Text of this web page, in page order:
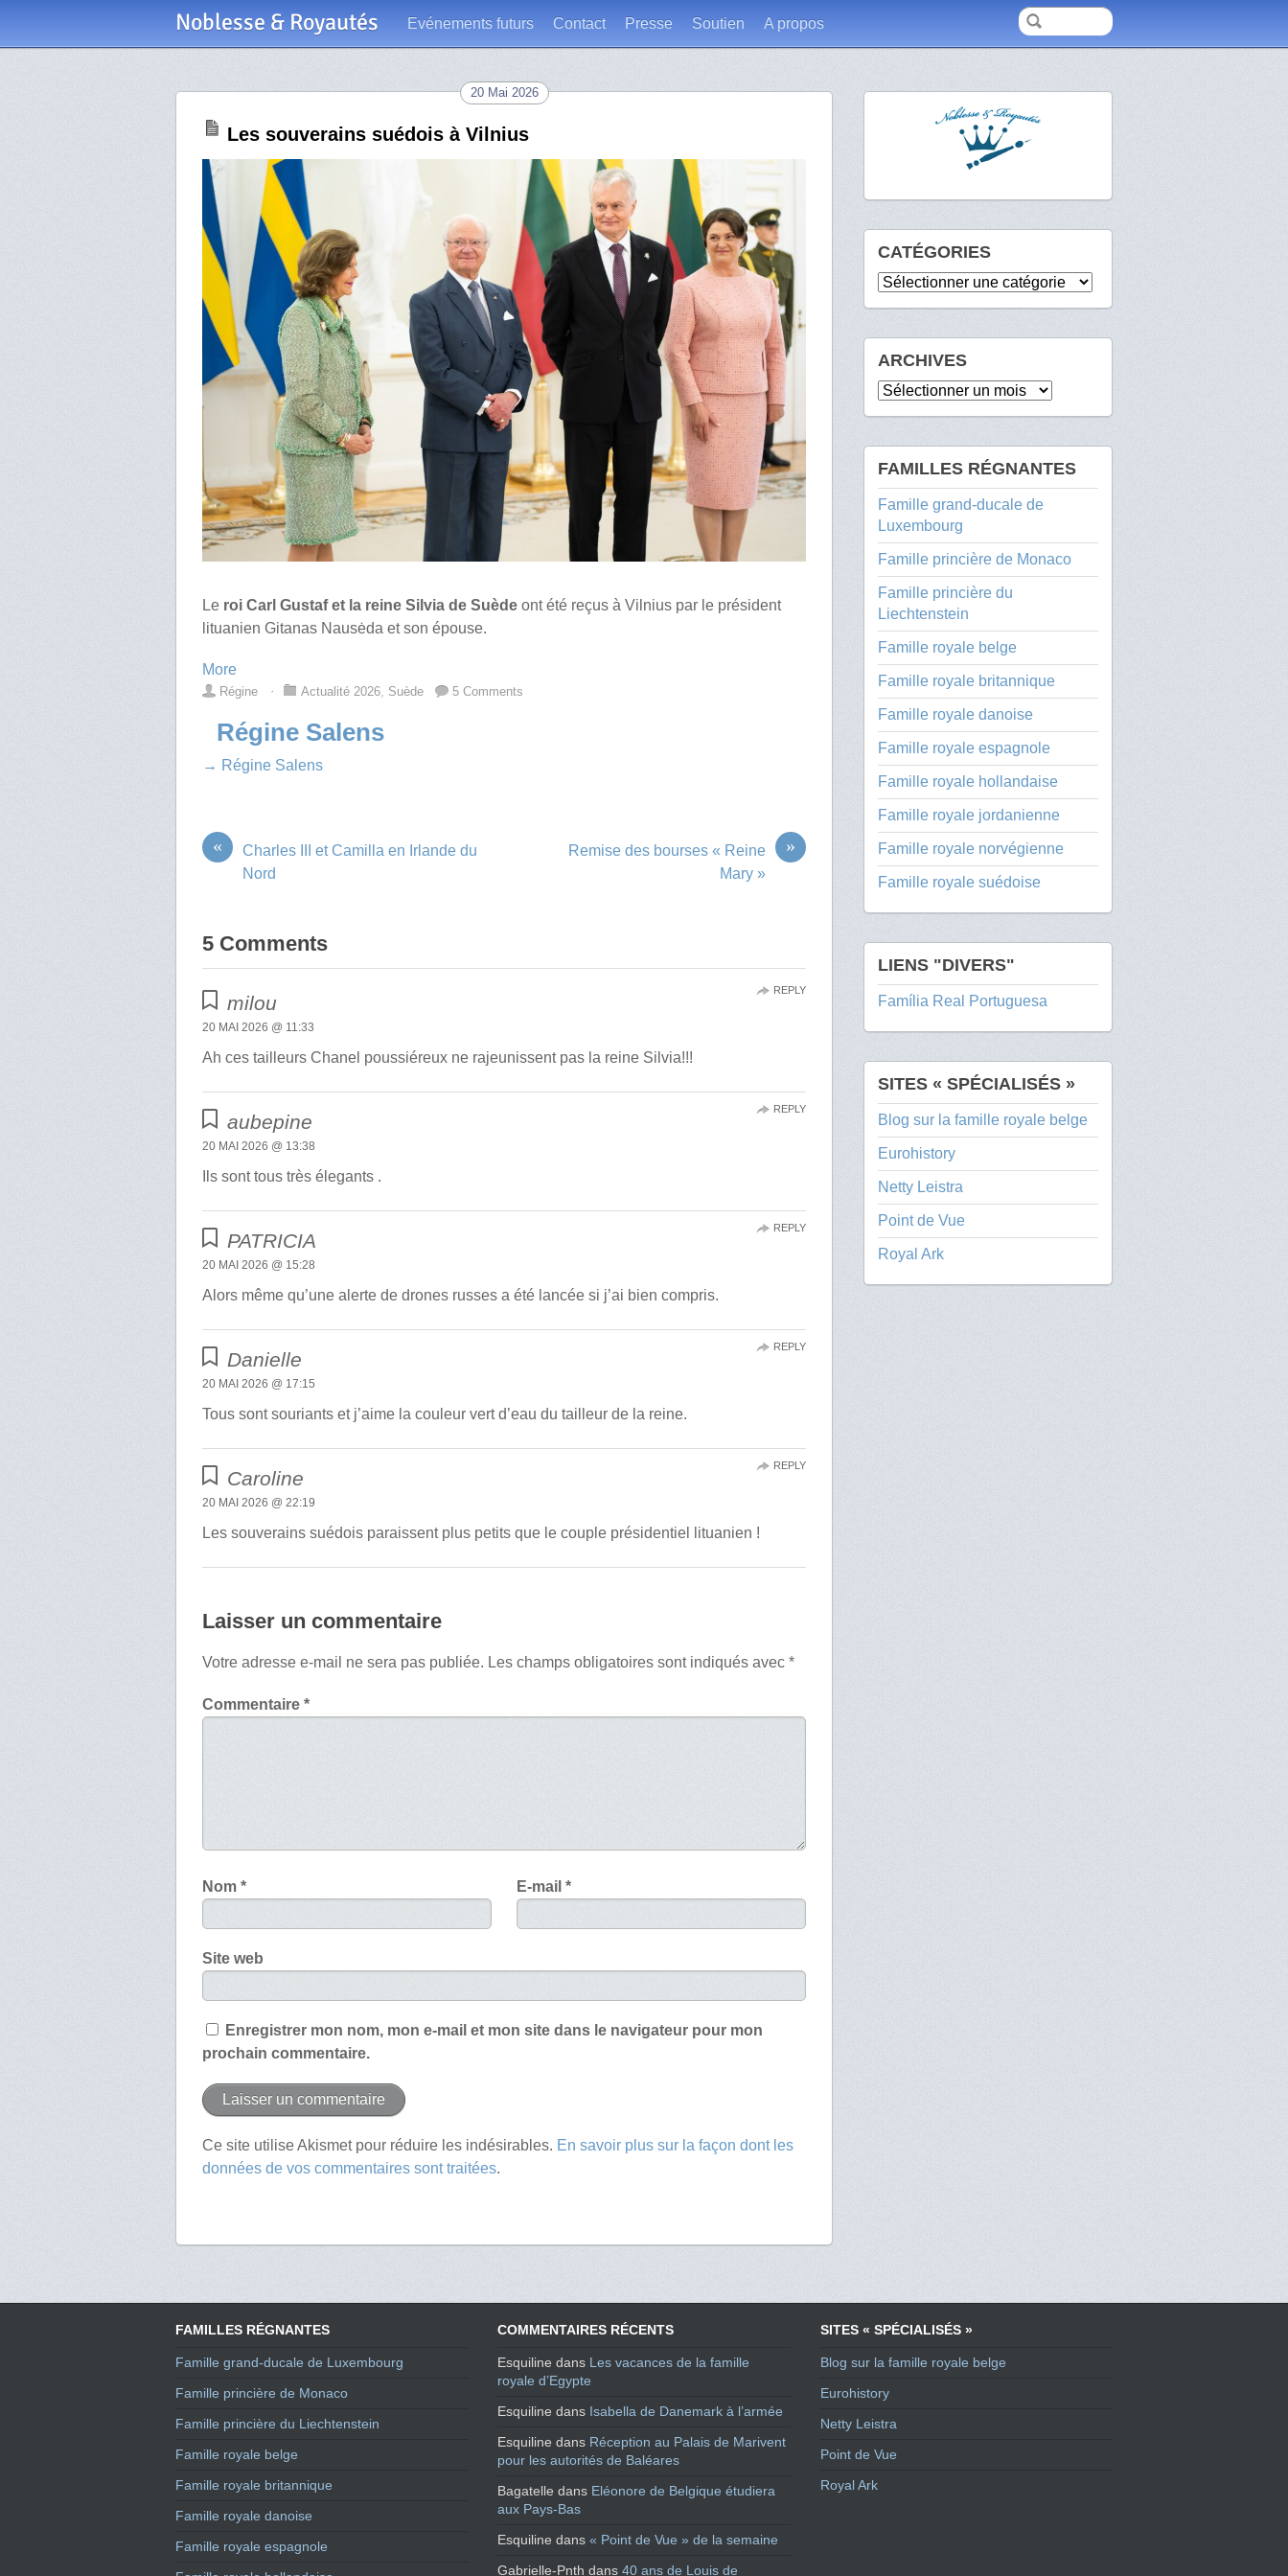
Noblesse & Royautés Evénements futurs Contact Presse Soutien A propos
20 Mai 2026
Les souverains suédois à Vilnius
Le roi Carl Gustaf et la reine Silvia de Suède ont été reçus à Vilnius par le président
lituanien Gitanas Nausėda et son épouse.
More
Régine ⋅ Actualité 2026, Suède 5 Comments
Régine Salens
→ Régine Salens
«
Charles III et Camilla en Irlande du
Nord
»
Remise des bourses « Reine
Mary »
5 Comments
milou
20 MAI 2026 @ 11:33
Ah ces tailleurs Chanel poussiéreux ne rajeunissent pas la reine Silvia!!!
REPLY
aubepine
20 MAI 2026 @ 13:38
Ils sont tous très élegants .
REPLY
PATRICIA
20 MAI 2026 @ 15:28
Alors même qu’une alerte de drones russes a été lancée si j’ai bien compris.
REPLY
Danielle
20 MAI 2026 @ 17:15
Tous sont souriants et j’aime la couleur vert d’eau du tailleur de la reine.
REPLY
Caroline
20 MAI 2026 @ 22:19
Les souverains suédois paraissent plus petits que le couple présidentiel lituanien !
REPLY
Laisser un commentaire
Votre adresse e-mail ne sera pas publiée. Les champs obligatoires sont indiqués avec*
Commentaire*
Nom* E-mail *
Site web
Enregistrer mon nom, mon e-mail et mon site dans le navigateur pour mon
prochain commentaire.
Ce site utilise Akismet pour réduire les indésirables. En savoir plus sur la façon dont les
données de vos commentaires sont traitées.
CATÉGORIES
Catégories
ARCHIVES
Archives
FAMILLES RÉGNANTES
Famille grand-ducale de
Luxembourg
Famille princière de Monaco
Famille princière du
Liechtenstein
Famille royale belge
Famille royale britannique
Famille royale danoise
Famille royale espagnole
Famille royale hollandaise
Famille royale jordanienne
Famille royale norvégienne
Famille royale suédoise
LIENS "DIVERS"
Família Real Portuguesa
SITES « SPÉCIALISÉS »
Blog sur la famille royale belge
Eurohistory
Netty Leistra
Point de Vue
Royal Ark
FAMILLES RÉGNANTES
Famille grand-ducale de Luxembourg
Famille princière de Monaco
Famille princière du Liechtenstein
Famille royale belge
Famille royale britannique
Famille royale danoise
Famille royale espagnole
COMMENTAIRES RÉCENTS
Esquiline dans Les vacances de la famille
royale d’Egypte
Esquiline dans Isabella de Danemark à l’armée
Esquiline dans Réception au Palais de Marivent
pour les autorités de Baléares
Bagatelle dans Eléonore de Belgique étudiera
aux Pays-Bas
Esquiline dans« Point de Vue » de la semaine
Gabrielle-Pnth dans40 ans de Louis de
SITES « SPÉCIALISÉS »
Blog sur la famille royale belge
Eurohistory
Netty Leistra
Point de Vue
Royal Ark